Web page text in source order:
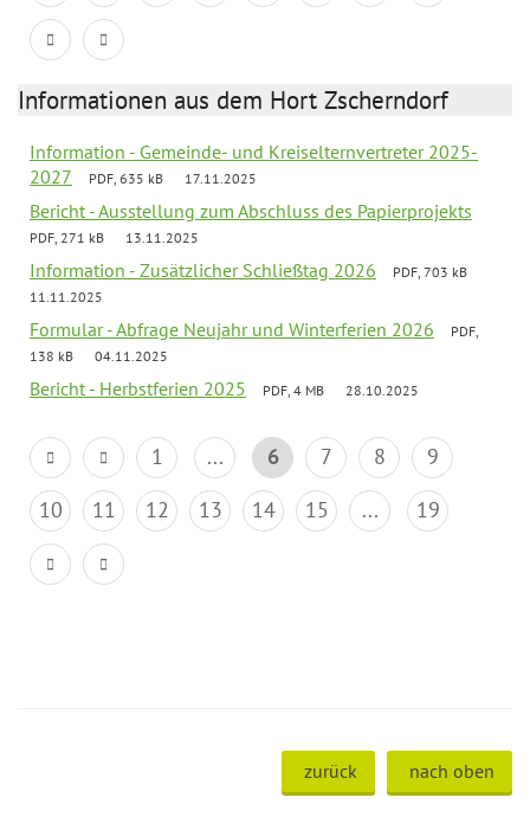
Informationen aus dem Hort Zscherndorf
Information - Gemeinde- und Kreiselternvertreter 2025-
2027
PDF, 635 kB 17.11.2025
Bericht - Ausstellung zum Abschluss des Papierprojekts
PDF, 271 kB 13.11.2025
Information - Zusätzlicher Schließtag 2026
PDF, 703 kB
11.11.2025
Formular - Abfrage Neujahr und Winterferien 2026
PDF,
138 kB
04.11.2025
Bericht - Herbstferien 2025 PDF, 4 MB 28.10.2025
1 ... 6 7 8
9
10
11 12 13 14 15 ... 19
zurück nach oben